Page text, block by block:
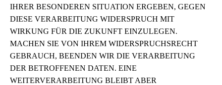
IHRER BESONDEREN SITUATION ERGEBEN, GEGEN
DIESE VERARBEITUNG WIDERSPRUCH MIT
WIRKUNG FÜR DIE ZUKUNFT EINZULEGEN.
MACHEN SIE VON IHREM WIDERSPRUCHSRECHT
GEBRAUCH, BEENDEN WIR DIE VERARBEITUNG
DER BETROFFENEN DATEN. EINE
WEITERVERARBEITUNG BLEIBT ABER